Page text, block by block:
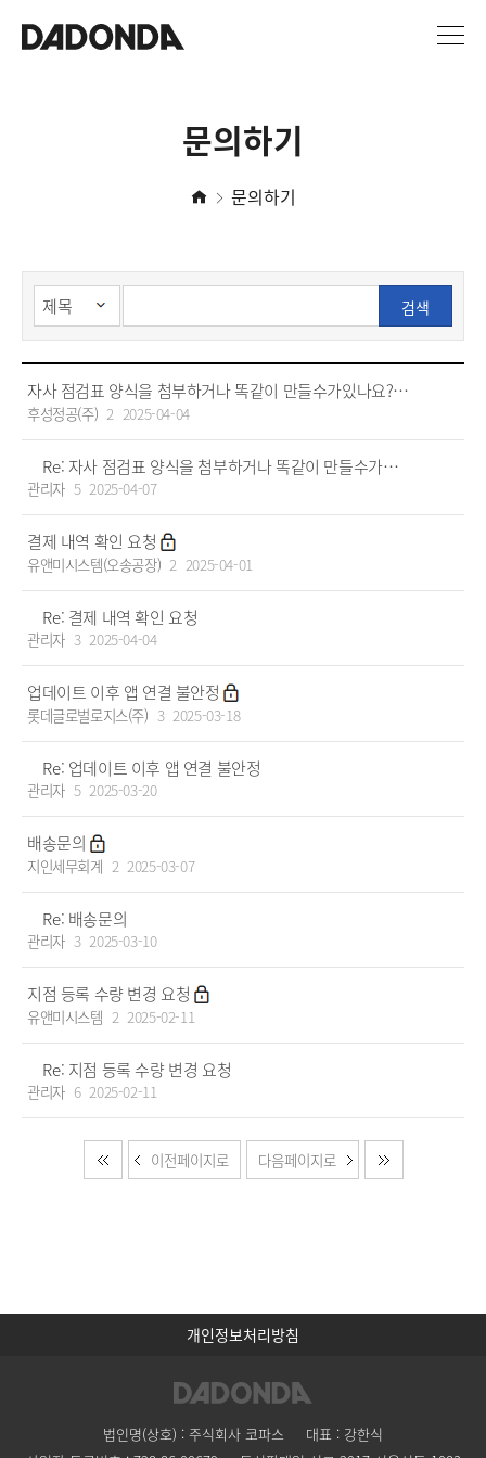
문의하기
문의하기
검색
자사 점검표 양식을 첨부하거나 똑같이 만들수가있나요?
후성정공(주) 2 2025-04-04
Re: 자사 점검표 양식을 첨부하거나 똑같이 만들수가있나요?
관리자 5 2025-04-07
결제 내역 확인 요청
유앤미시스템(오송공장) 2 2025-04-01
Re: 결제 내역 확인 요청
관리자 3 2025-04-04
업데이트 이후 앱 연결 불안정
롯데글로벌로지스(주) 3 2025-03-18
Re: 업데이트 이후 앱 연결 불안정
관리자 5 2025-03-20
배송문의
지인세무회계 2 2025-03-07
Re: 배송문의
관리자 3 2025-03-10
지점 등록 수량 변경 요청
유앤미시스템 2 2025-02-11
Re: 지점 등록 수량 변경 요청
관리자 6 2025-02-11
이전페이지로 다음페이지로
개인정보처리방침
법인명(상호) : 주식회사 코파스
대표 : 강한식